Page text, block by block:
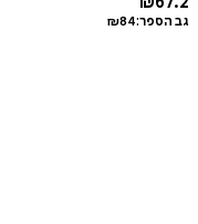
גב הספר: ₪84